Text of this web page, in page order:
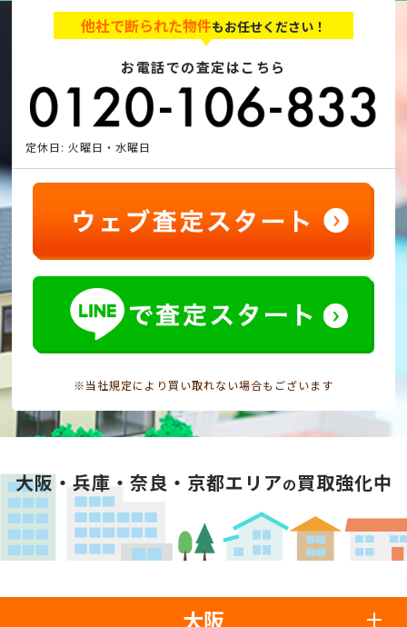
他社で断られた物件もお任せください！
お電話での査定はこちら
定休日: 火曜日・水曜日
※当社規定により買い取れない場合もございます
大阪・兵庫・奈良・京都エリアの買取強化中
大阪